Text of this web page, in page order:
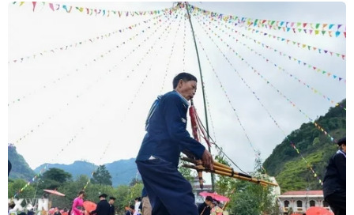
huy chương tại Olympic AI quốc tế
Áp thấp nhiệt đới trên vịnh Bắc Bộ sẽ
gây ảnh hưởng thế nào tới Việt Nam?
07/08/2026 14:38